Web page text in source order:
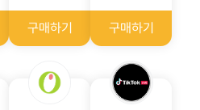
구매하기 구매하기